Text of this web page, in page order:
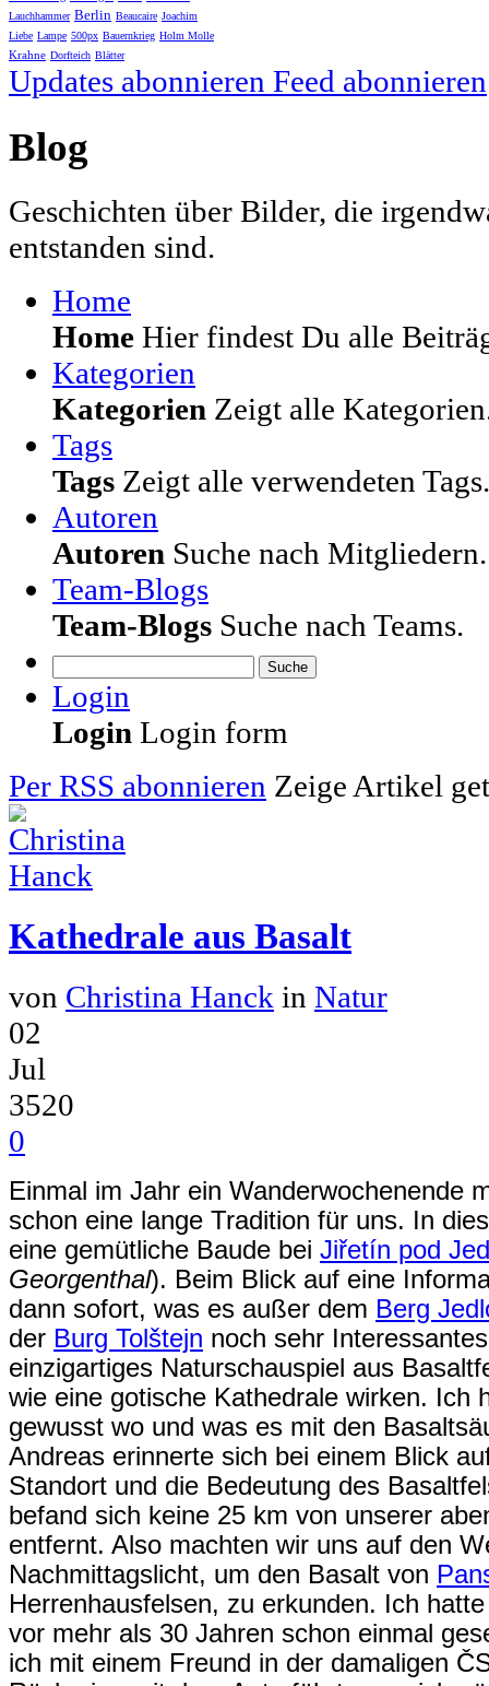
Lauchhammer Berlin Beaucaire Joachim
Liebe Lampe 500px Bauernkrieg Holm Molle
Krahne Dorfteich Blätter
Updates abonnieren Feed abonnieren
Blog
Geschichten über Bilder, die
entstanden sind.
Home
Home Hier findest Du alle
Kategorien
Kategorien Zeigt alle
Tags
Tags Zeigt alle verwendeten Tags.
Autoren
Autoren Suche nach Mitgliedern.
Team-Blogs
Team-Blogs Suche nach Teams.
Suche
Login
Login Login form
Per RSS abonnieren Zeige Artikel
Kathedrale aus Basalt
von Christina Hanck in Natur
02
Jul
3520
0
Einmal im Jahr ein Wanderwochenende
schon eine lange Tradition für uns. In
eine gemütliche Baude bei Jiřetín pod
Georgenthal). Beim Blick auf eine
dann sofort, was es außer dem Berg
der Burg Tolštejn noch sehr
einzigartiges Naturschauspiel aus
wie eine gotische Kathedrale wirken. Ich
gewusst wo und was es mit den
Andreas erinnerte sich bei einem Blick
Standort und die Bedeutung des
befand sich keine 25 km von unserer
entfernt. Also machten wir uns auf den
Nachmittagslicht, um den Basalt von
Herrenhausfelsen, zu erkunden. Ich
vor mehr als 30 Jahren schon einmal
ich mit einem Freund in der damaligen